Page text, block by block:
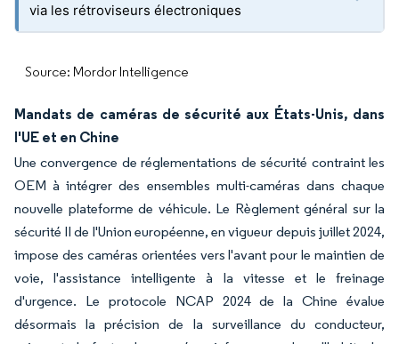
via les rétroviseurs électroniques
Source: Mordor Intelligence
Mandats de caméras de sécurité aux États-Unis, dans
l'UE et en Chine
Une convergence de réglementations de sécurité contraint les
OEM à intégrer des ensembles multi-caméras dans chaque
nouvelle plateforme de véhicule. Le Règlement général sur la
sécurité II de l'Union européenne, en vigueur depuis juillet 2024,
impose des caméras orientées vers l'avant pour le maintien de
voie, l'assistance intelligente à la vitesse et le freinage
d'urgence. Le protocole NCAP 2024 de la Chine évalue
désormais la précision de la surveillance du conducteur,